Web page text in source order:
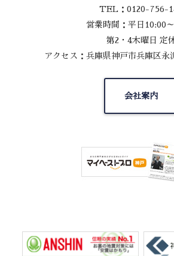
TEL：0120-756-
営業時間：平日10:00
第2・4木曜日 定
アクセス：兵庫県神戸市兵庫区永
会社案内